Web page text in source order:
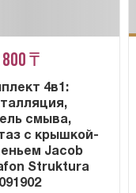
800 ₸
4в1:
смыва,
с крышкой-
Jacob
Struktura